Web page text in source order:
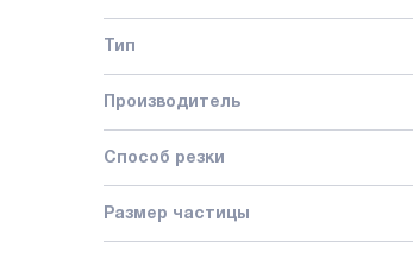
Тип
Производитель
Способ резки
Размер частицы